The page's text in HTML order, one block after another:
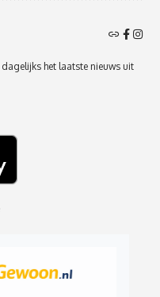
het laatste nieuws uit